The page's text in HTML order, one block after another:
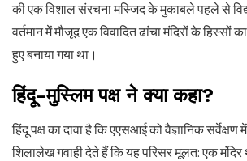
की एक विशाल संरचना मस्जिद के मुकाबले पहले से
वर्तमान में मौजूद एक विवादित ढांचा मंदिरों के हिस्सों
हुए बनाया गया था।
हिंदू-मुस्लिम पक्ष ने क्या कहा?
हिंदू पक्ष का दावा है कि एएसआई को वैज्ञानिक सर्वेक्षण
शिलालेख गवाही देते हैं कि यह परिसर मूलत: एक मंदिर